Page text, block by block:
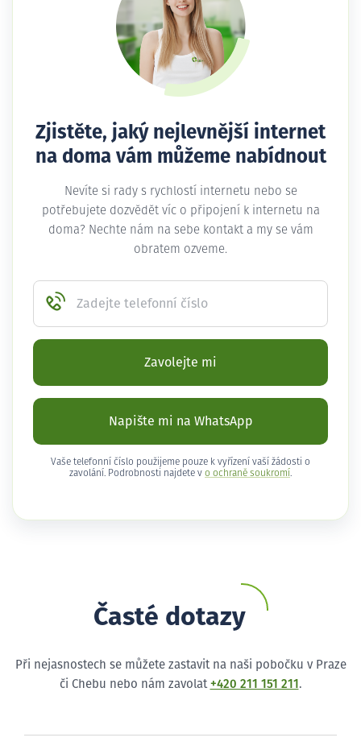
Zjistěte, jaký nejlevnější internet
na doma vám můžeme nabídnout
Nevíte si rady s rychlostí internetu nebo se
potřebujete dozvědět víc o připojení k internetu na
doma? Nechte nám na sebe kontakt a my se vám
obratem ozveme.
Zadejte telefonní číslo
Zavolejte mi
Napište mi na WhatsApp
Vaše telefonní číslo použijeme pouze k vyřízení vaší žádosti o
zavolání. Podrobnosti najdete v o ochraně soukromí .
Časté dotazy
Při nejasnostech se můžete zastavit na naši pobočku v Praze
či Chebu nebo nám zavolat +420 211 151 211 .